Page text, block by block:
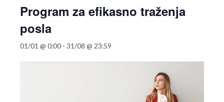
Program za efikasno traženja
posla
01/01 @ 0:00 - 31/08 @ 23:59